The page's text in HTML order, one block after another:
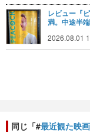
レビュー『
満。中途半
2026.08.01
同じ「#最近観た映画